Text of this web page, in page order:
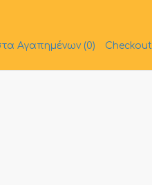
Αγαπημένων (0) Checkout